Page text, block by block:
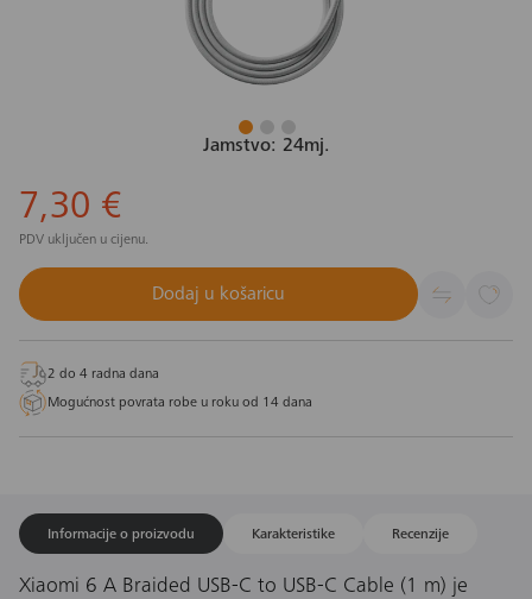
Jamstvo: 24mj.
7,30 €
PDV uključen u cijenu.
Dodaj u košaricu
2 do 4 radna dana
Mogućnost povrata robe u roku od 14 dana
Informacije o proizvodu Karakteristike Recenzije
Xiaomi 6 A Braided USB-C to USB-C Cable (1 m) je